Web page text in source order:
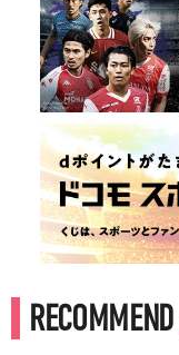
RECOMMEND